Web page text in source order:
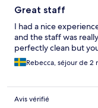
Great staff
I had a nice
and the staff was
perfectly clean but
Rebecca, séjour de 2
Avis vérifié